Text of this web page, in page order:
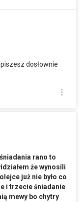
dosłownie
rano to
że wynosili
już nie było co
i trzecie śniadanie
mewy bo chytry